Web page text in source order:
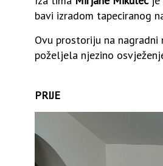
bavi izradom tapeciranog
Ovu prostoriju na
poželjela njezino
PRIJE